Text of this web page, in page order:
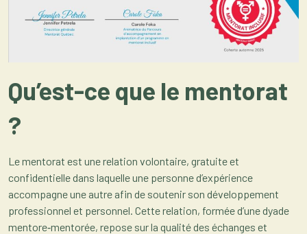
Qu’est-ce que le mentorat
?
Le mentorat est une relation volontaire, gratuite et
confidentielle dans laquelle une personne d’expérience
accompagne une autre afin de soutenir son développement
professionnel et personnel. Cette relation, formée d’une dyade
mentore‑mentorée, repose sur la qualité des échanges et